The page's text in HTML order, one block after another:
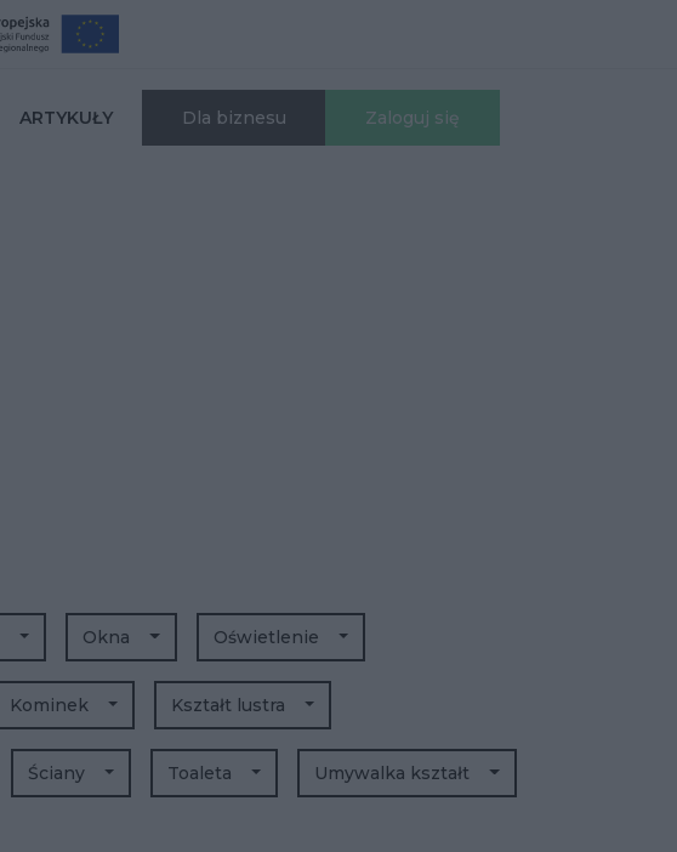
ARTYKUŁY Dla biznesu Zaloguj się
Okna Oświetlenie
Kominek Kształt lustra
Ściany Toaleta Umywalka kształt